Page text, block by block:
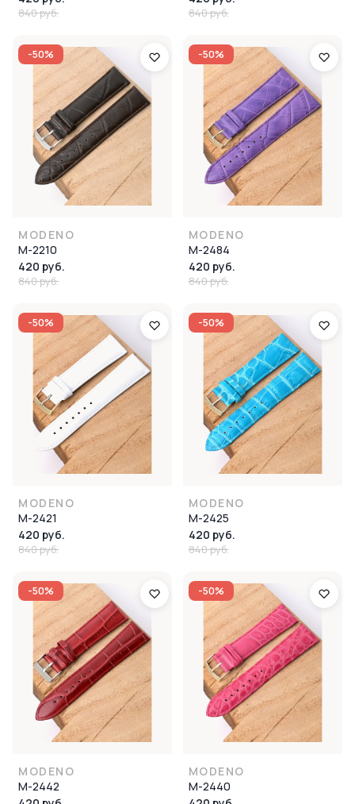
840 руб. 840 руб.
-50%
MODENO
M-2210
420 руб.
840 руб.
-50%
MODENO
M-2484
420 руб.
840 руб.
-50%
MODENO
M-2421
420 руб.
840 руб.
-50%
MODENO
M-2425
420 руб.
840 руб.
-50%
MODENO
M-2442
-50%
MODENO
M-2440